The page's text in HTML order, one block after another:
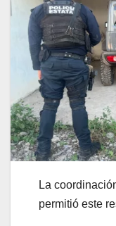
La
permitió este